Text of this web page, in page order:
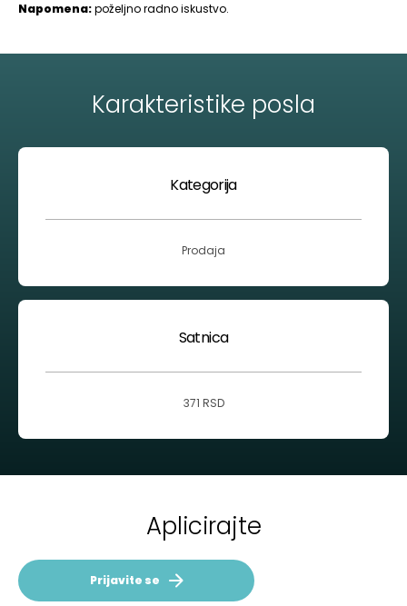
Napomena:poželjno radno iskustvo.
Karakteristike posla
Kategorija
Prodaja
Satnica
371 RSD
Aplicirajte
Prijavite se